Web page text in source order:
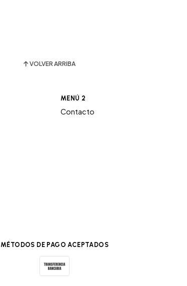
VOLVER ARRIBA
MENÚ 2
Contacto
MÉTODOS DE PAGO ACEPTADOS